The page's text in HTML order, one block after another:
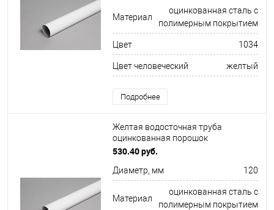
Материал
оцинкованная сталь с
полимерным покрытием
Цвет 1034
Цвет человеческий желтый
Подробнее
Желтая водосточная труба
оцинкованная порошок
ф120х1250мм RAL 1018
530.40 руб.
Диаметр, мм 120
Материал
оцинкованная сталь с
полимерным покрытием